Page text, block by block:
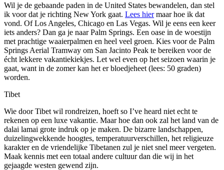
Wil je de gebaande paden in de United States bewandelen, dan stel
ik voor dat je richting New York gaat. Lees hiermaar hoe ik dat
vond. Of Los Angeles, Chicago en Las Vegas. Wil je eens een keer
iets anders? Dan ga je naar Palm Springs. Een oase in de woestijn
met prachtige waaierpalmen en heel veel groen. Kies voor de Palm
Springs Aerial Tramway om San Jacinto Peak te bereiken voor de
écht lekkere vakantiekiekjes. Let wel even op het seizoen waarin je
gaat, want in de zomer kan het er bloedjeheet (lees: 50 graden)
worden.
Tibet
Wie door Tibet wil rondreizen, hoeft so I’ve heard niet echt te
rekenen op een luxe vakantie. Maar hoe dan ook zal het land van de
dalai lamai grote indruk op je maken. De bizarre landschappen,
duizelingwekkende hoogtes, temperatuurverschillen, het religieuze
karakter en de vriendelijke Tibetanen zul je niet snel meer vergeten.
Maak kennis met een totaal andere cultuur dan die wij in het
gejaagde westen gewend zijn.